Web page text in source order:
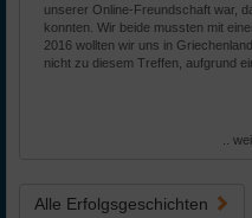
unserer Online-Freundschaft war,
konnten. Wir beide mussten mit
2016 wollten wir uns in
nicht zu diesem Treffen, aufgrund
..
Alle Erfolgsgeschichten